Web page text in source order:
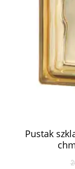
Pustak